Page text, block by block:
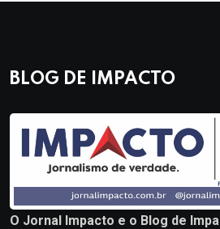
BLOG DE IMPACTO
O Jornal Impacto e o Blog de